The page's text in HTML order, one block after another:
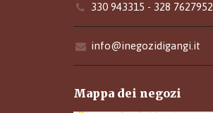
330 943315 - 328 7627952
info@inegozidigangi.it
Mappa dei negozi